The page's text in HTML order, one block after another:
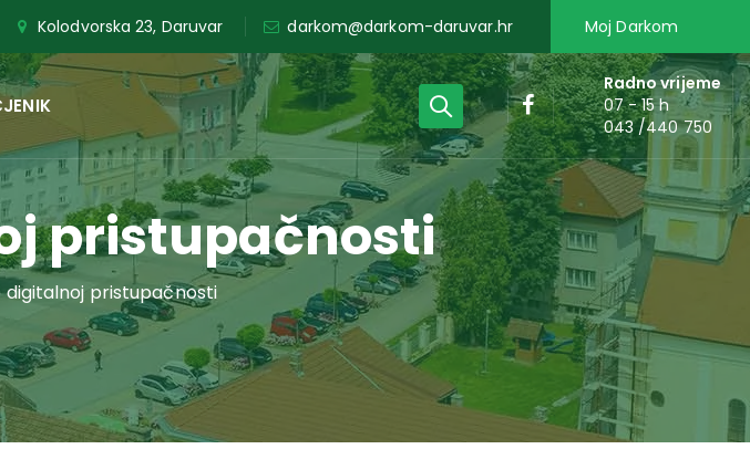
Kolodvorska 23, Daruvar darkom@darkom-daruvar.hr Moj Darkom
Radno vrijeme
07 - 15 h
043 /440 750
pristupačnosti
digitalnoj pristupačnosti